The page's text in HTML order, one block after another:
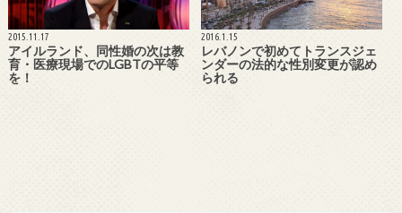
2015.11.17
アイルランド、同性婚の次は教
育・医療現場でのLGBTの平等
を！
2016.1.15
レバノンで初めてトランスジェ
ンダーの法的な性別変更が認め
られる